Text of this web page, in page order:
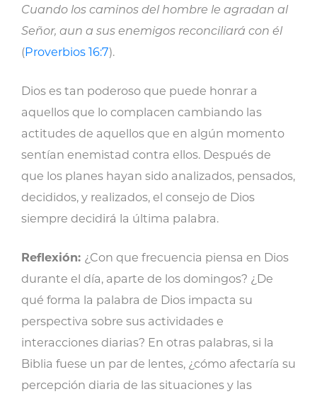
Cuando los caminos del hombre le agradan al
Señor, aun a sus enemigos reconciliará con él
(Proverbios 16:7).
Dios es tan poderoso que puede honrar a
aquellos que lo complacen cambiando las
actitudes de aquellos que en algún momento
sentían enemistad contra ellos. Después de
que los planes hayan sido analizados, pensados,
decididos, y realizados, el consejo de Dios
siempre decidirá la última palabra.
Reflexión: ¿Con que frecuencia piensa en Dios
durante el día, aparte de los domingos? ¿De
qué forma la palabra de Dios impacta su
perspectiva sobre sus actividades e
interacciones diarias? En otras palabras, si la
Biblia fuese un par de lentes, ¿cómo afectaría su
percepción diaria de las situaciones y las